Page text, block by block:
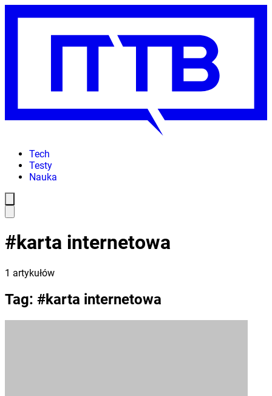
Tech
Testy
Nauka
#karta internetowa
1 artykułów
Tag: #karta internetowa